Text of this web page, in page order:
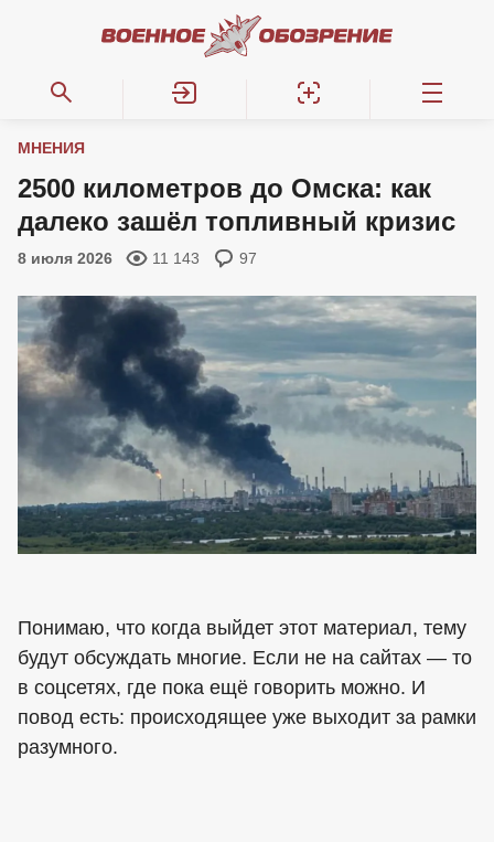
МНЕНИЯ
2500 километров до Омска: как
далеко зашёл топливный кризис
8 июля 2026 11 143 97
Понимаю, что когда выйдет этот материал, тему
будут обсуждать многие. Если не на сайтах — то
в соцсетях, где пока ещё говорить можно. И
повод есть: происходящее уже выходит за рамки
разумного.